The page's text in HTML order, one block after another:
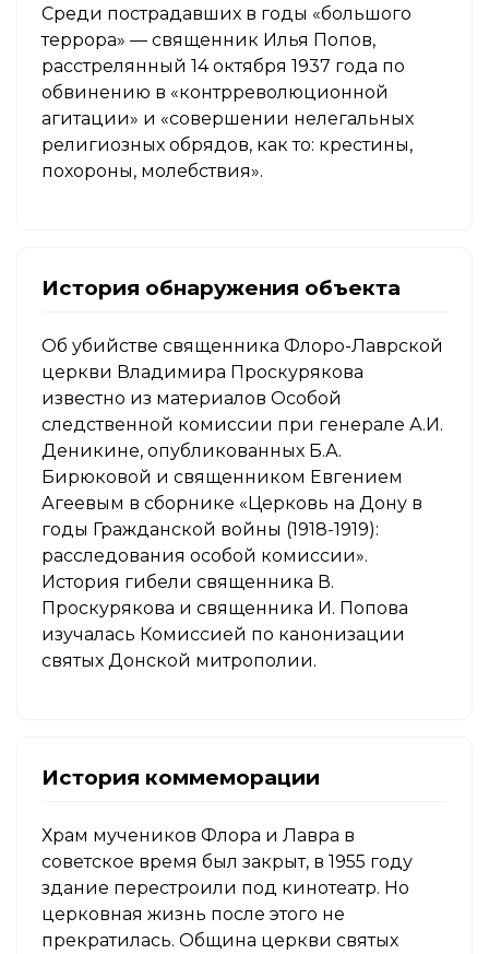
Среди пострадавших в годы «большого
террора» — священник Илья Попов,
расстрелянный 14 октября 1937 года по
обвинению в «контрреволюционной
агитации» и «совершении нелегальных
религиозных обрядов, как то: крестины,
похороны, молебствия».
История обнаружения объекта
Об убийстве священника Флоро-Лаврской
церкви Владимира Проскурякова
известно из материалов Особой
следственной комиссии при генерале А.И.
Деникине, опубликованных Б.А.
Бирюковой и священником Евгением
Агеевым в сборнике «Церковь на Дону в
годы Гражданской войны (1918-1919):
расследования особой комиссии».
История гибели священника В.
Проскурякова и священника И. Попова
изучалась Комиссией по канонизации
святых Донской митрополии.
История коммеморации
Храм мучеников Флора и Лавра в
советское время был закрыт, в 1955 году
здание перестроили под кинотеатр. Но
церковная жизнь после этого не
прекратилась. Община церкви святых